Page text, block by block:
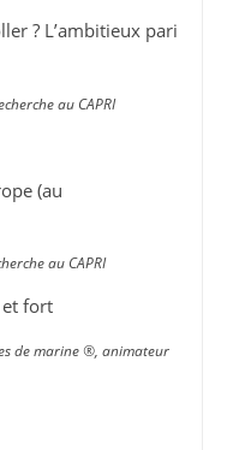
? L’ambitieux pari
au CAPRI
(au
au CAPRI
fort
de marine ®, animateur